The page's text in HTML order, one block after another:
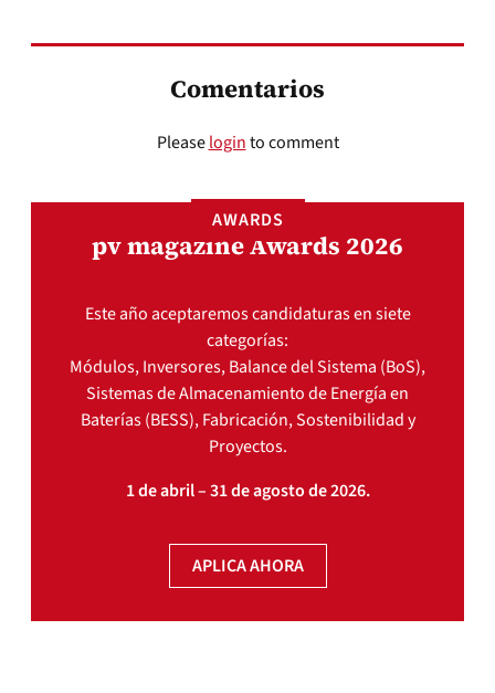
Comentarios
Pleaseloginto comment
AWARDS
pv magazine Awards 2026
Este año aceptaremos candidaturas en siete
categorías:
Módulos, Inversores, Balance del Sistema (BoS),
Sistemas de Almacenamiento de Energía en
Baterías (BESS), Fabricación, Sostenibilidad y
Proyectos.
1 de abril – 31 de agosto de 2026.
APLICA AHORA